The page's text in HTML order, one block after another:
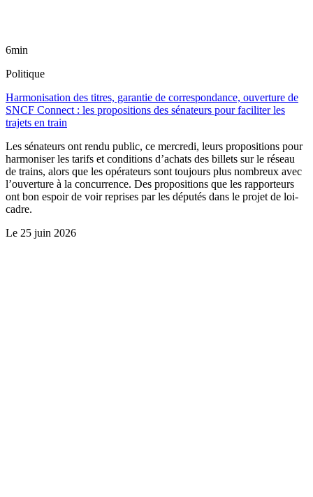
6min
Politique
Harmonisation des titres, garantie de correspondance, ouverture de
SNCF Connect : les propositions des sénateurs pour faciliter les
trajets en train
Les sénateurs ont rendu public, ce mercredi, leurs propositions pour
harmoniser les tarifs et conditions d’achats des billets sur le réseau
de trains, alors que les opérateurs sont toujours plus nombreux avec
l’ouverture à la concurrence. Des propositions que les rapporteurs
ont bon espoir de voir reprises par les députés dans le projet de loi-
cadre.
Le 25 juin 2026